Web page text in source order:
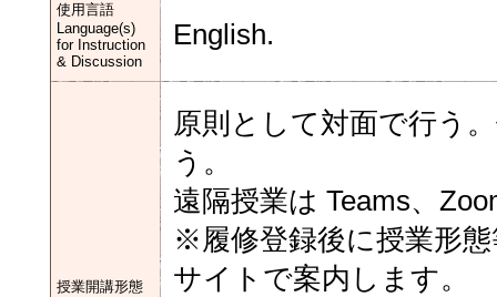
使用言語
Language(s)
for Instruction
& Discussion
English.
授業開講形態
原則として対面で行う
う。
遠隔授業は Teams、
※履修登録後に授業形
サイトで案内します。